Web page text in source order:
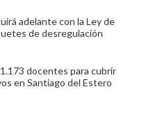
adelante con la Ley de
de desregulación
docentes para cubrir
en Santiago del Estero